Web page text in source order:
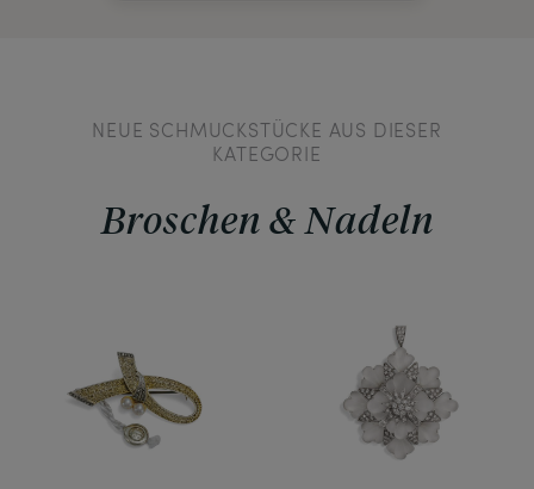
NEUE SCHMUCKSTÜCKE AUS DIESER
KATEGORIE
Broschen & Nadeln